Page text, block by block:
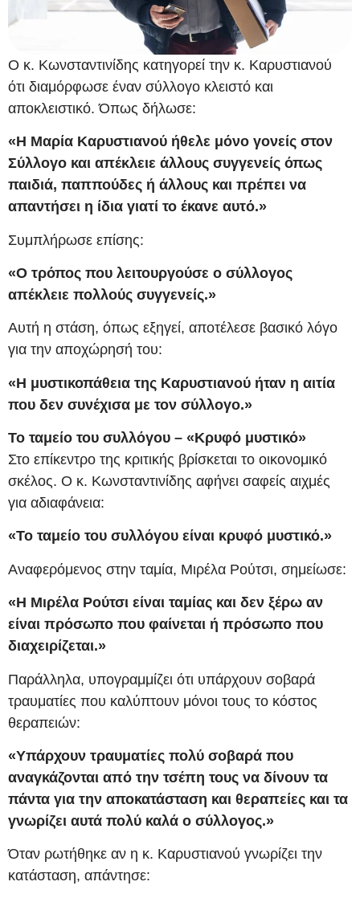
Ο κ. Κωνσταντινίδης κατηγορεί την κ. Καρυστιανού
ότι διαμόρφωσε έναν σύλλογο κλειστό και
αποκλειστικό. Όπως δήλωσε:
«Η Μαρία Καρυστιανού ήθελε μόνο γονείς στον
Σύλλογο και απέκλειε άλλους συγγενείς όπως
παιδιά, παππούδες ή άλλους και πρέπει να
απαντήσει η ίδια γιατί το έκανε αυτό.»
Συμπλήρωσε επίσης:
«Ο τρόπος που λειτουργούσε ο σύλλογος
απέκλειε πολλούς συγγενείς.»
Αυτή η στάση, όπως εξηγεί, αποτέλεσε βασικό λόγο
για την αποχώρησή του:
«Η μυστικοπάθεια της Καρυστιανού ήταν η αιτία
που δεν συνέχισα με τον σύλλογο.»
Το ταμείο του συλλόγου – «Κρυφό μυστικό»
Στο επίκεντρο της κριτικής βρίσκεται το οικονομικό
σκέλος. Ο κ. Κωνσταντινίδης αφήνει σαφείς αιχμές
για αδιαφάνεια:
«Το ταμείο του συλλόγου είναι κρυφό μυστικό.»
Αναφερόμενος στην ταμία, Μιρέλα Ρούτσι, σημείωσε:
«Η Μιρέλα Ρούτσι είναι ταμίας και δεν ξέρω αν
είναι πρόσωπο που φαίνεται ή πρόσωπο που
διαχειρίζεται.»
Παράλληλα, υπογραμμίζει ότι υπάρχουν σοβαρά
τραυματίες που καλύπτουν μόνοι τους το κόστος
θεραπειών:
«Υπάρχουν τραυματίες πολύ σοβαρά που
αναγκάζονται από την τσέπη τους να δίνουν τα
πάντα για την αποκατάσταση και θεραπείες και τα
γνωρίζει αυτά πολύ καλά ο σύλλογος.»
Όταν ρωτήθηκε αν η κ. Καρυστιανού γνωρίζει την
κατάσταση, απάντησε: